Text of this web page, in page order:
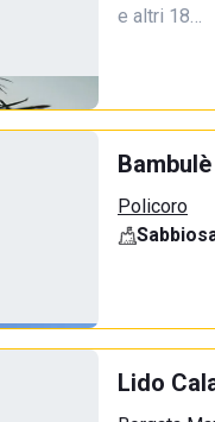
e altri 18…
Policoro
Lido